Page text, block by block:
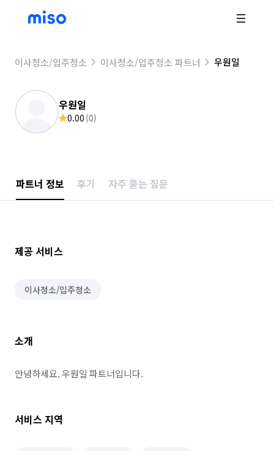
이사청소/입주청소 이사청소/입주청소 파트너 우원일
우원일
0.00 (0)
파트너 정보 후기 자주 묻는 질문
제공 서비스
이사청소/입주청소
소개
안녕하세요. 우원일 파트너입니다.
서비스 지역